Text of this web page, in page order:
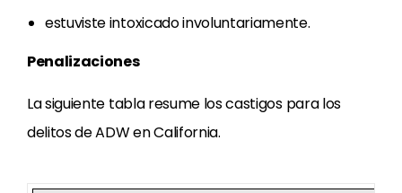
estuviste intoxicado involuntariamente.
Penalizaciones
La siguiente tabla resume los castigos para los
delitos de ADW en California.